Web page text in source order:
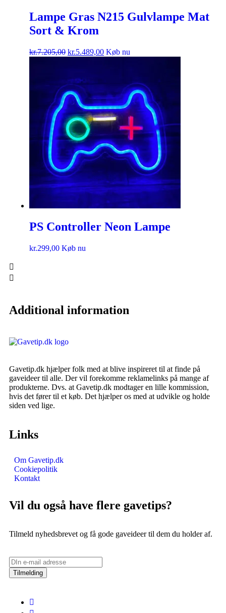
Lampe Gras N215 Gulvlampe Mat
Sort & Krom
kr.7.205,00 kr.5.489,00 Køb nu
PS Controller Neon Lampe
kr.299,00 Køb nu
Additional information
Gavetip.dk hjælper folk med at blive inspireret til at finde på
gaveideer til alle. Der vil forekomme reklamelinks på mange af
produkterne. Dvs. at Gavetip.dk modtager en lille kommission,
hvis det fører til et køb. Det hjælper os med at udvikle og holde
siden ved lige.
Links
Om Gavetip.dk
Cookiepolitik
Kontakt
Vil du også have flere gavetips?
Tilmeld nyhedsbrevet og få gode gaveideer til dem du holder af.
Tilmelding